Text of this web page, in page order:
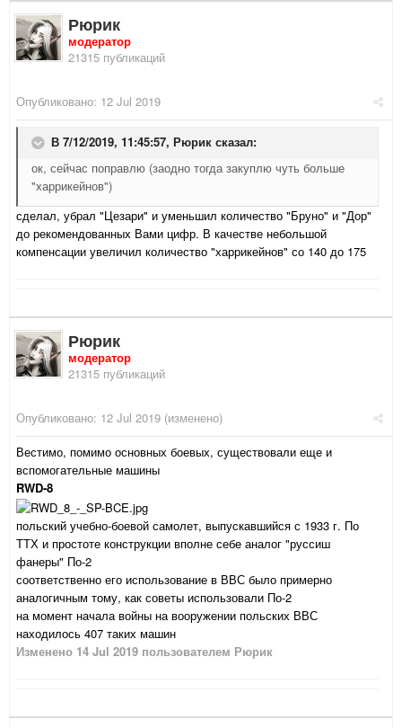
Рюрик
модератор
21315 публикаций
Опубликовано: 12 Jul 2019
В 7/12/2019, 11:45:57, Рюрик сказал:
ок, сейчас поправлю (заодно тогда закуплю чуть больше
"харрикейнов")
сделал, убрал "Цезари" и уменьшил количество "Бруно" и "Дор"
до рекомендованных Вами цифр. В качестве небольшой
компенсации увеличил количество "харрикейнов" со 140 до 175
Рюрик
модератор
21315 публикаций
Опубликовано: 12 Jul 2019 (изменено)
Вестимо, помимо основных боевых, существовали еще и
вспомогательные машины
RWD-8
польский учебно-боевой самолет, выпускавшийся с 1933 г. По
ТТХ и простоте конструкции вполне себе аналог "руссиш
фанеры" По-2
соответственно его использование в ВВС было примерно
аналогичным тому, как советы использовали По-2
на момент начала войны на вооружении польских ВВС
находилось 407 таких машин
Изменено 14 Jul 2019 пользователем Рюрик